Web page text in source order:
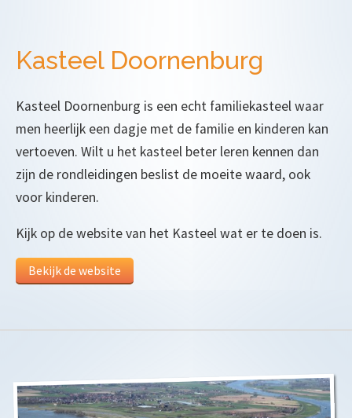
Kasteel Doornenburg
Kasteel Doornenburg is een echt familiekasteel waar
men heerlijk een dagje met de familie en kinderen kan
vertoeven. Wilt u het kasteel beter leren kennen dan
zijn de rondleidingen beslist de moeite waard, ook
voor kinderen.
Kijk op de website van het Kasteel wat er te doen is.
Bekijk de website